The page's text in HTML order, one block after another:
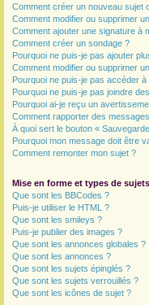
Comment créer un nouveau sujet
Comment modifier ou supprimer
Comment ajouter une signature à
Comment créer un sondage ?
Pourquoi ne puis-je pas ajouter
Comment modifier ou supprimer
Pourquoi ne puis-je pas accéder à
Pourquoi ne puis-je pas joindre
Pourquoi ai-je reçu un
Comment rapporter des
À quoi sert le bouton «
Pourquoi mon message doit être
Comment remonter mon sujet ?
Mise en forme et types de sujets
Que sont les BBCodes ?
Puis-je utiliser le HTML ?
Que sont les smileys ?
Puis-je publier des images ?
Que sont les annonces globales ?
Que sont les annonces ?
Que sont les sujets épinglés ?
Que sont les sujets verrouillés ?
Que sont les icônes de sujet ?